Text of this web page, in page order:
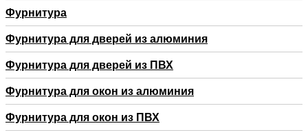
Фурнитура
Фурнитура для дверей из алюминия
Фурнитура для дверей из ПВХ
Фурнитура для окон из алюминия
Фурнитура для окон из ПВХ